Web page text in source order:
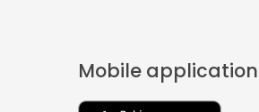
Mobile application